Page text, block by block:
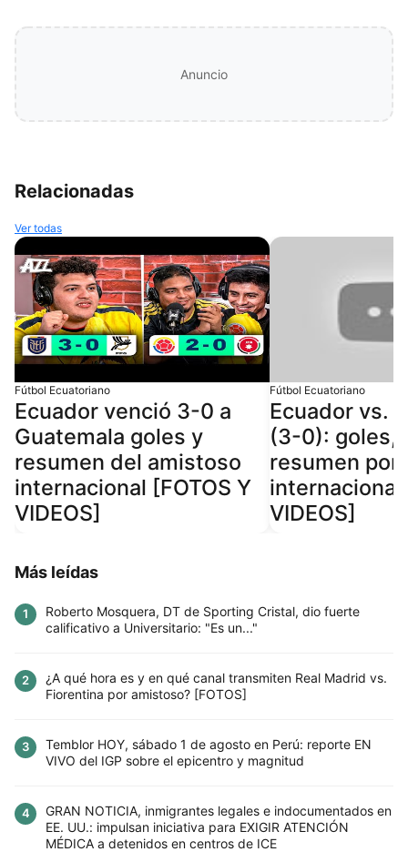
Anuncio
Relacionadas
Ver todas
Fútbol Ecuatoriano
Ecuador venció 3-0 a
Guatemala goles y
resumen del amistoso
internacional [FOTOS Y
VIDEOS]
Fútbol Ecuatoriano
Ecuador vs.
(3-0): goles,
resumen por
internacional
VIDEOS]
Más leídas
1
Roberto Mosquera, DT de Sporting Cristal, dio fuerte
calificativo a Universitario: "Es un..."
2
¿A qué hora es y en qué canal transmiten Real Madrid vs.
Fiorentina por amistoso? [FOTOS]
3
Temblor HOY, sábado 1 de agosto en Perú: reporte EN
VIVO del IGP sobre el epicentro y magnitud
4
GRAN NOTICIA, inmigrantes legales e indocumentados en
EE. UU.: impulsan iniciativa para EXIGIR ATENCIÓN
MÉDICA a detenidos en centros de ICE